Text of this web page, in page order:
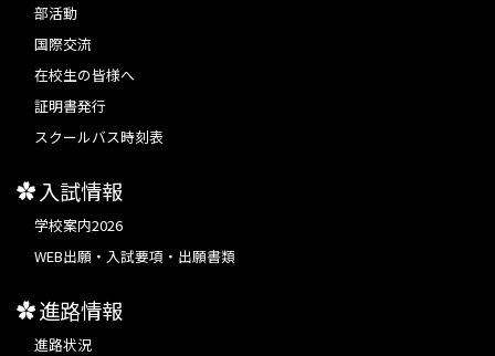
部活動
国際交流
在校生の皆様へ
証明書発行
スクールバス時刻表
入試情報
学校案内2026
WEB出願・入試要項・出願書類
進路情報
進路状況